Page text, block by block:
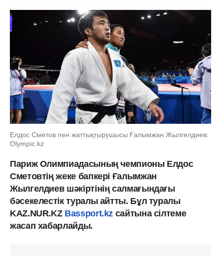
Елдос Сметов пен жаттықтырушысы Ғалымжан Жылгелдиев:
Olympic.kz
Париж Олимпиадасының чемпионы Елдос
Сметовтің жеке бапкері Ғалымжан
Жылгелдиев шәкіртінің салмағындағы
бәсекелестік туралы айтты. Бұл туралы
KAZ.NUR.KZ Bassport.kz сайтына сілтеме
жасап хабарлайды.